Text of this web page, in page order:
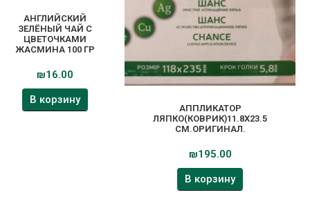
АНГЛИЙСКИЙ
ЗЕЛЁНЫЙ ЧАЙ С
ЦВЕТОЧКАМИ
ЖАСМИНА 100 ГР
₪16.00
В корзину
АППЛИКАТОР
ЛЯПКО(КОВРИК)11.8Х23.5
СМ.ОРИГИНАЛ.
₪195.00
В корзину